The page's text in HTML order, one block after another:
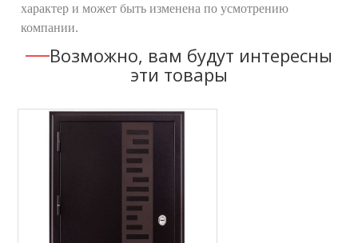
характер и может быть изменена по усмотрению
компании.
Возможно, вам будут интересны
эти товары